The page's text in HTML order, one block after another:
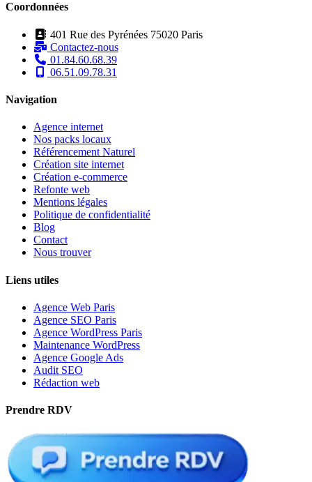
Coordonnées
401 Rue des Pyrénées 75020 Paris
Contactez-nous
01.84.60.68.39
06.51.09.78.31
Navigation
Agence internet
Nos packs locaux
Référencement Naturel
Création site internet
Création e-commerce
Refonte web
Mentions légales
Politique de confidentialité
Blog
Contact
Nous trouver
Liens utiles
Agence Web Paris
Agence SEO Paris
Agence WordPress Paris
Maintenance WordPress
Agence Google Ads
Audit SEO
Rédaction web
Prendre RDV